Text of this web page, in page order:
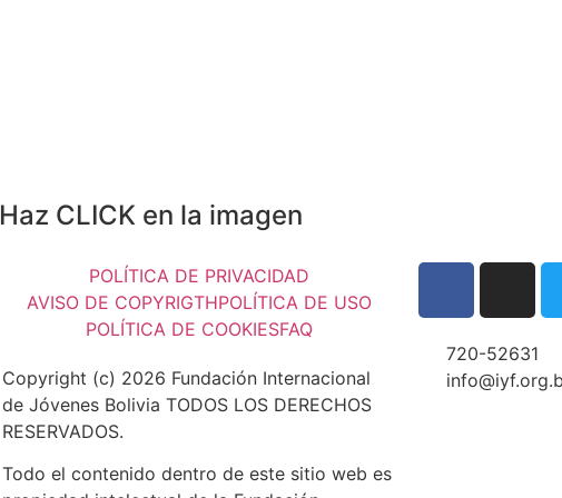
Haz CLICK en la imagen
POLÍTICA DE PRIVACIDAD
AVISO DE COPYRIGTHPOLÍTICA DE USO
POLÍTICA DE COOKIESFAQ
Copyright (c) 2026 Fundación Internacional
de Jóvenes Bolivia TODOS LOS DERECHOS
RESERVADOS.
Todo el contenido dentro de este sitio web es
720-52631